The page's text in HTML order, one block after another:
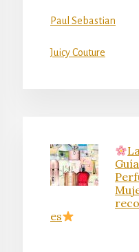
Paul Sebastian
Juicy Couture
es